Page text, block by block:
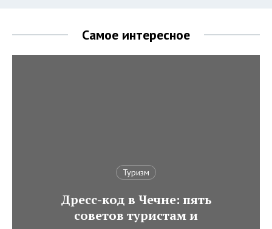
Самое интересное
Туризм
Дресс-код в Чечне: пять
советов туристам и